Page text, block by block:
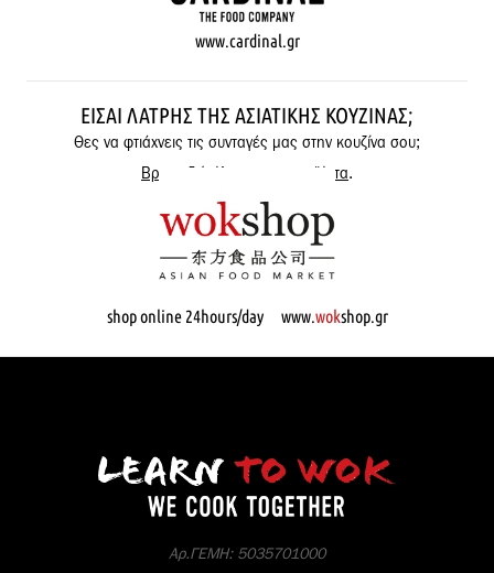
www.cardinal.gr
ΕΊΣΑΙ ΛΆΤΡΗΣ ΤΗΣ ΑΣΙΑΤΙΚΉΣ ΚΟΥΖΊΝΑΣ;
Θες να φτιάχνεις τις συνταγές μας στην κουζίνα σου;
Βρες εδώ όλα μας τα προϊόντα.
shop online 24hours/day www.wokshop.gr
Αρ.ΓΕΜΗ: 5035701000